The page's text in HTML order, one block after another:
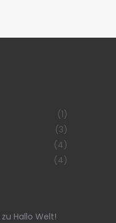
(1)
(3)
(4)
(4)
zu Hallo Welt!